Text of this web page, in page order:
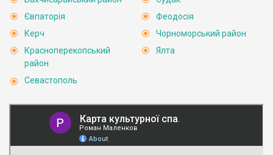
Євпаторія
Керч
Красноперекопський
район
Севастополь
Феодосія
Чорноморський район
Ялта